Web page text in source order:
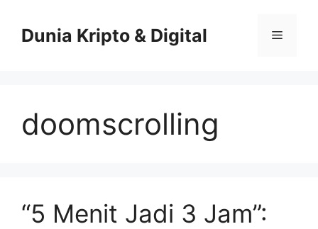
contentDunia Kripto & Digital Menu
doomscrolling
“5 Menit Jadi 3 Jam”: